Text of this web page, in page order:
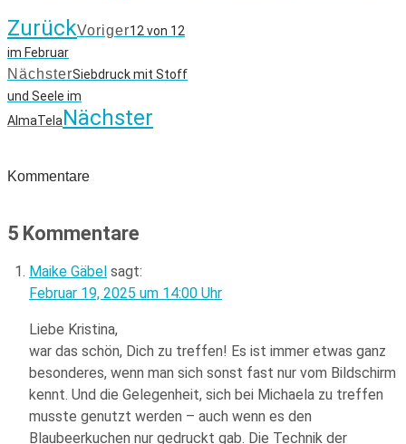
ZurückVoriger12 von 12
im Februar
NächsterSiebdruck mit Stoff
und Seele im
AlmaTelaNächster
Kommentare
5 Kommentare
Maike Gäbel sagt:
Februar 19, 2025 um 14:00 Uhr
Liebe Kristina,
war das schön, Dich zu treffen! Es ist immer etwas ganz
besonderes, wenn man sich sonst fast nur vom Bildschirm
kennt. Und die Gelegenheit, sich bei Michaela zu treffen
musste genutzt werden – auch wenn es den
Blaubeerkuchen nur gedruckt gab. Die Technik der